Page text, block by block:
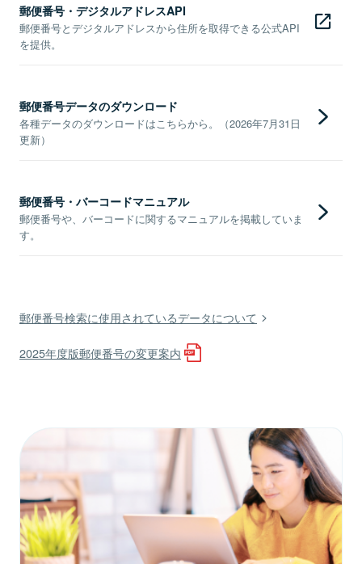
郵便番号・デジタルアドレスAPI
郵便番号とデジタルアドレスから住所を取得できる公式API
を提供。
郵便番号データのダウンロード
各種データのダウンロードはこちらから。（2026年7月31日
更新）
郵便番号・バーコードマニュアル
郵便番号や、バーコードに関するマニュアルを掲載していま
す。
郵便番号検索に使用されているデータについて
2025年度版郵便番号の変更案内